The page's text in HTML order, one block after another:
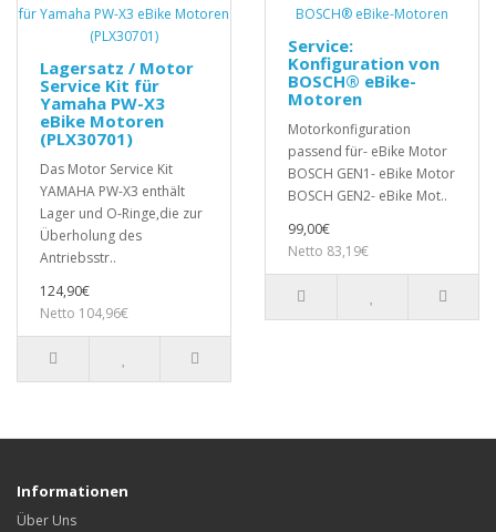
Lagersatz / Motor
Service Kit für
Yamaha PW-X3
eBike Motoren
(PLX30701)
Das Motor Service Kit
YAMAHA PW-X3 enthält
Lager und O-Ringe,die zur
Überholung des
Antriebsstr..
124,90€
Netto 104,96€
Service:
Konfiguration von
BOSCH® eBike-
Motoren
Motorkonfiguration
passend für- eBike Motor
BOSCH GEN1- eBike Motor
BOSCH GEN2- eBike Mot..
99,00€
Netto 83,19€
Informationen
Über Uns